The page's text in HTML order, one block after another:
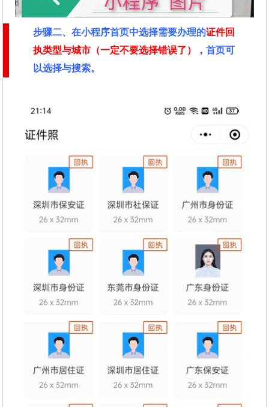
步骤二、在小程序首页中选择需要办理的证件回
执类型与城市（一定不要选择错误了）
，首页可
以选择与搜索。